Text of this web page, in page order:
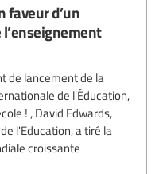
faveur d’un
de lancement de la
de l'Éducation,
! , David Edwards,
l'Education, a tiré la
croissante